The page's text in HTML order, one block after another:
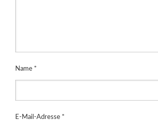
Name *
E-Mail-Adresse *